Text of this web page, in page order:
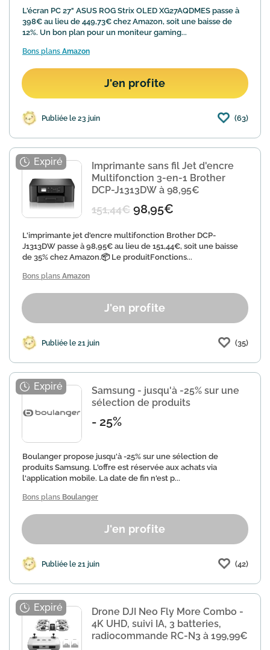
L'écran PC 27" ASUS ROG Strix OLED XG27AQDMES passe à
398€ au lieu de 449,73€ chez Amazon, soit une baisse de
12%. Un bon plan pour un moniteur gaming...
Bons plans Amazon
J'en profite
Publiée le 23 juin (63)
Imprimante sans fil Jet d'encre
Multifonction 3-en-1 Brother
DCP-J1313DW à 98,95€
151,44€ 98,95€
L'imprimante jet d'encre multifonction Brother DCP-
J1313DW passe à 98,95€ au lieu de 151,44€, soit une baisse
de 35% chez Amazon.📦 Le produitFonctions...
Bons plans Amazon
J'en profite
Publiée le 21 juin (35)
Samsung - jusqu'à -25% sur une
sélection de produits
- 25%
Boulanger propose jusqu'à -25% sur une sélection de
produits Samsung. L'offre est réservée aux achats via
l'application mobile. La date de fin n'est p...
Bons plans Boulanger
J'en profite
Publiée le 21 juin (42)
Drone DJI Neo Fly More Combo -
4K UHD, suivi IA, 3 batteries,
radiocommande RC-N3 à 199,99€